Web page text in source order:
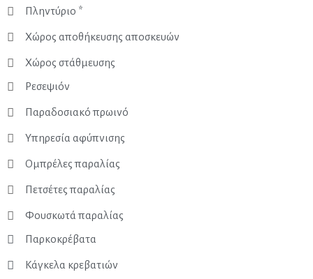
Πληντύριο *
Χώρος αποθήκευσης αποσκευών
Χώρος στάθμευσης
Ρεσεψιόν
Παραδοσιακό πρωινό
Υπηρεσία αφύπνισης
Ομπρέλες παραλίας
Πετσέτες παραλίας
Φουσκωτά παραλίας
Παρκοκρέβατα
Κάγκελα κρεβατιών